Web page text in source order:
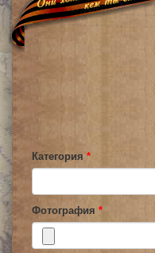
Категория *
Фотография *